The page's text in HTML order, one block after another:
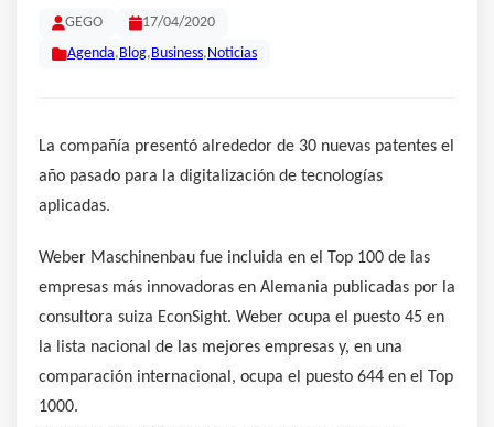
GEGO 17/04/2020
Agenda, Blog, Business, Noticias
La compañía presentó alrededor de 30 nuevas patentes el
año pasado para la digitalización de tecnologías
aplicadas.
Weber Maschinenbau fue incluida en el Top 100 de las
empresas más innovadoras en Alemania publicadas por la
consultora suiza EconSight. Weber ocupa el puesto 45 en
la lista nacional de las mejores empresas y, en una
comparación internacional, ocupa el puesto 644 en el Top
1000.